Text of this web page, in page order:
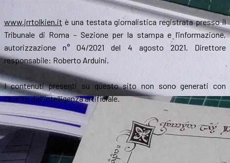
www.jrrtolkien.it è una testata giornalistica registrata presso il
Tribunale di Roma - Sezione per la stampa e l’informazione,
autorizzazione n° 04/2021 del 4 agosto 2021. Direttore
responsabile: Roberto Arduini.
I contenuti presenti su questo sito non sono generati con
l'ausilio dell'intelligenza artificiale.